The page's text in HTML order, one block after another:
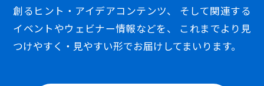
創るヒント・アイデアコンテンツ、
そして関連する
イベントやウェビナー情報などを、
これまでより見
つけやすく・見やすい形でお届けしてまいります。